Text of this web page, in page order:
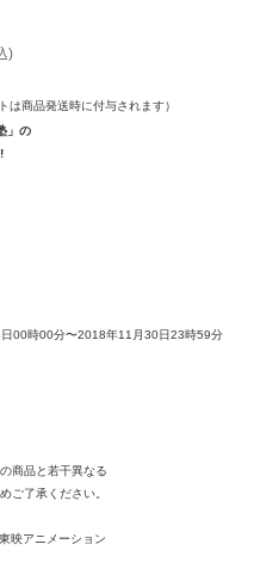
)
は商品発送時に付与されます）
」の
00時00分〜2018年11月30日23時59分
商品と若干異なる
ご了承ください。
映アニメーション